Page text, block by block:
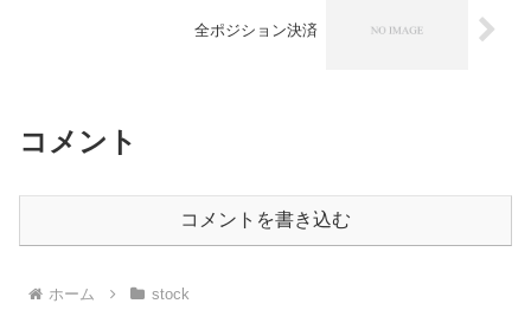
全ポジション決済
コメント
コメントを書き込む
ホーム stock